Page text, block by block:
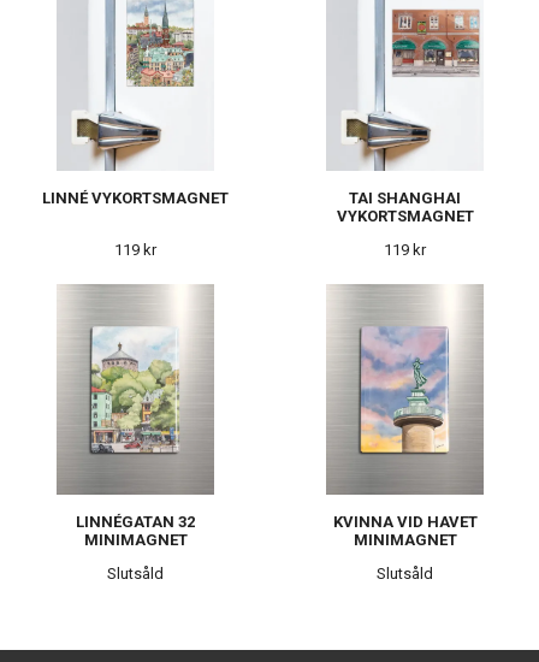
LINNÉ VYKORTSMAGNET
119 kr
TAI SHANGHAI
VYKORTSMAGNET
119 kr
LINNÉGATAN 32
MINIMAGNET
Slutsåld
KVINNA VID HAVET
MINIMAGNET
Slutsåld